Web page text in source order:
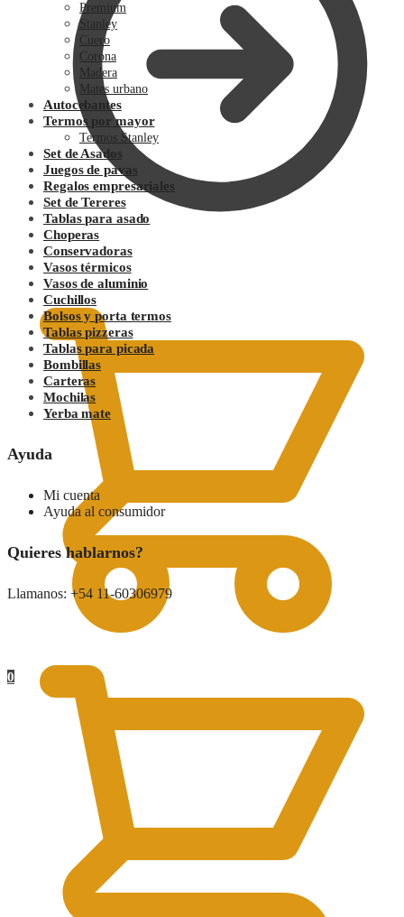
0.00
0
Premium
Stanley
Cuero
Corona
Madera
Mates urbano
Autocebantes
Termos por mayor
Termos Stanley
Set de Asados
Juegos de pavas
Regalos empresariales
Set de Tereres
Tablas para asado
Choperas
Conservadoras
Vasos térmicos
Vasos de aluminio
Cuchillos
Bolsos y porta termos
Tablas pizzeras
Tablas para picada
Bombillas
Carteras
Mochilas
Yerba mate
Ayuda
Mi cuenta
Ayuda al consumidor
Quieres hablarnos?
Llamanos: +54 11-60306979